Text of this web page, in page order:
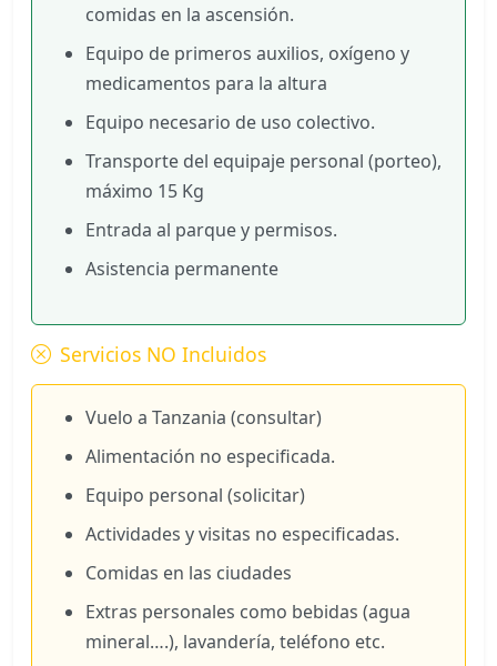
comidas en la ascensión.
Equipo de primeros auxilios, oxígeno y
medicamentos para la altura
Equipo necesario de uso colectivo.
Transporte del equipaje personal (porteo),
máximo 15 Kg
Entrada al parque y permisos.
Asistencia permanente
Servicios NO Incluidos
Vuelo a Tanzania (consultar)
Alimentación no especificada.
Equipo personal (solicitar)
Actividades y visitas no especificadas.
Comidas en las ciudades
Extras personales como bebidas (agua
mineral….), lavandería, teléfono etc.